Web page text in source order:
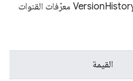
تتيح واجهة برمجة التطبيقات VersionHistory API معرّفات القنوات
القيمة